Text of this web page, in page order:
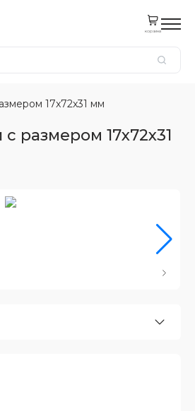
корзина
17x72x31 мм
размером 17x72x31